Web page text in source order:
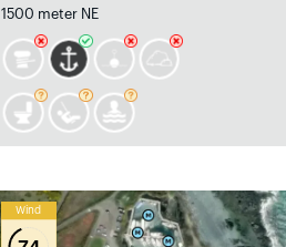
1500 meter NE
Wind